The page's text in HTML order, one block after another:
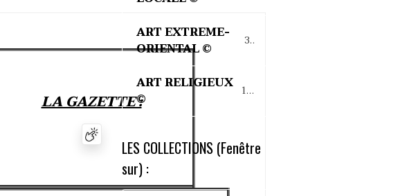
LA GAZETTE :
ART EXTREME-
ORIENTAL ©
32
ART RELIGIEUX
©
15
LES COLLECTIONS (Fenêtre
sur) :